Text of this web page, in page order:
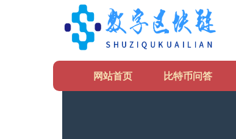
网站首页 比特币问答